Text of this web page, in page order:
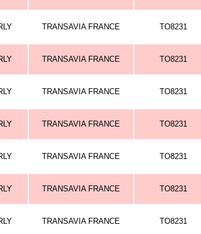
TRANSAVIA FRANCE TO8231
TRANSAVIA FRANCE TO8231
TRANSAVIA FRANCE TO8231
TRANSAVIA FRANCE TO8231
TRANSAVIA FRANCE TO8231
TRANSAVIA FRANCE TO8231
TRANSAVIA FRANCE TO8231